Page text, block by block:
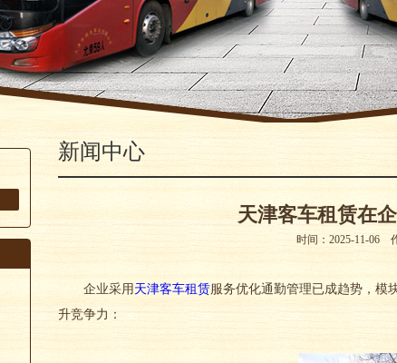
新闻中心
天津客车租赁在
时间：2025-11-06
企业采用 天津客车租赁服务优化通勤管理已成趋势，模
升竞争力：